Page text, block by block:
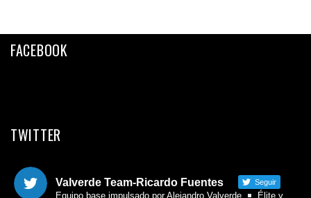
Twitter
FACEBOOK
TWITTER
Valverde Team-Ricardo Fuentes Seguir
Equipo base impulsado por Alejandro Valverde
Élite y